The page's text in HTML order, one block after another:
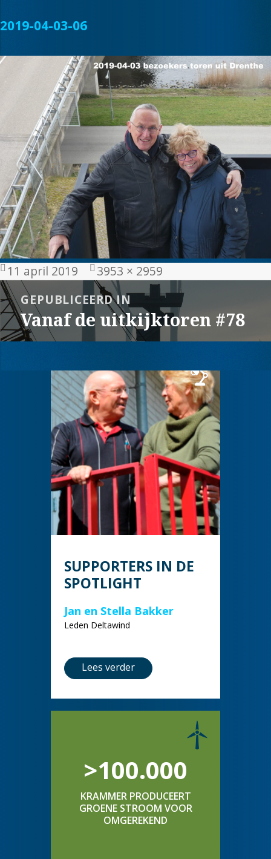
2019-04-03-06
Geplaatst
op
11 april 2019
Volledige
grootte
3953 × 2959
Bericht
navigatieGEPUBLICEERD IN
Vanaf de uitkijktoren #78
SUPPORTERS IN DE
SPOTLIGHT
Jan en Stella Bakker
Leden Deltawind
Lees verder
>100.000
KRAMMER PRODUCEERT
GROENE STROOM VOOR
OMGEREKEND